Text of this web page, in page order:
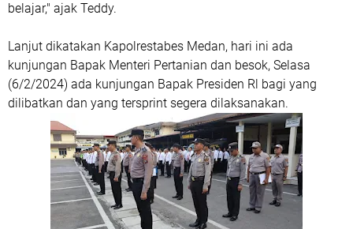
belajar," ajak Teddy.
Lanjut dikatakan Kapolrestabes Medan, hari ini ada
kunjungan Bapak Menteri Pertanian dan besok, Selasa
(6/2/2024) ada kunjungan Bapak Presiden Rl bagi yang
dilibatkan dan yang tersprint segera dilaksanakan.